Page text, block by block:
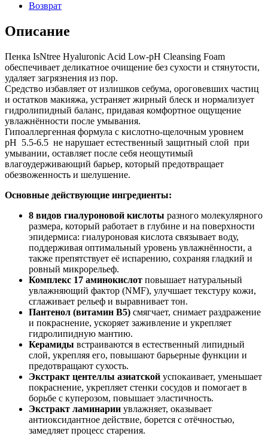
Возврат
Описание
Пенка IsNtree Hyaluronic Acid Low-pH Cleansing Foam
обеспечивает деликатное очищение без сухости и стянутости,
удаляет загрязнения из пор.
Средство избавляет от излишков себума, ороговевших частиц
и остатков макияжа, устраняет жирный блеск и нормализует
гидролипидный баланс, придавая комфортное ощущение
увлажнённости после умывания.
Гипоаллергенная формула с кислотно-щелочным уровнем
pH 5.5-6.5 не нарушает естественный защитный слой при
умывании, оставляет после себя неощутимый
влагоудерживающий барьер, который предотвращает
обезвоженность и шелушение.
Основные действующие ингредиенты:
8 видов гиалуроновой кислоты разного молекулярного
размера, который работает в глубине и на поверхности
эпидермиса: гиалуроновая кислота связывает воду,
поддерживая оптимальный уровень увлажнённости, а
также препятствует её испарению, сохраняя гладкий и
ровный микрорельеф.
Комплекс 17 аминокислот повышает натуральный
увлажняющий фактор (NMF), улучшает текстуру кожи,
сглаживает рельеф и выравнивает тон.
Пантенол (витамин B5) смягчает, снимает раздражение
и покраснение, ускоряет заживление и укрепляет
гидролипидную мантию.
Керамиды встраиваются в естественный липидный
слой, укрепляя его, повышают барьерные функции и
предотвращают сухость.
Экстракт центеллы азиатской успокаивает, уменьшает
покраснение, укрепляет стенки сосудов и помогает в
борьбе с куперозом, повышает эластичность.
Экстракт ламинарии увлажняет, оказывает
антиоксидантное действие, борется с отёчностью,
замедляет процесс старения.